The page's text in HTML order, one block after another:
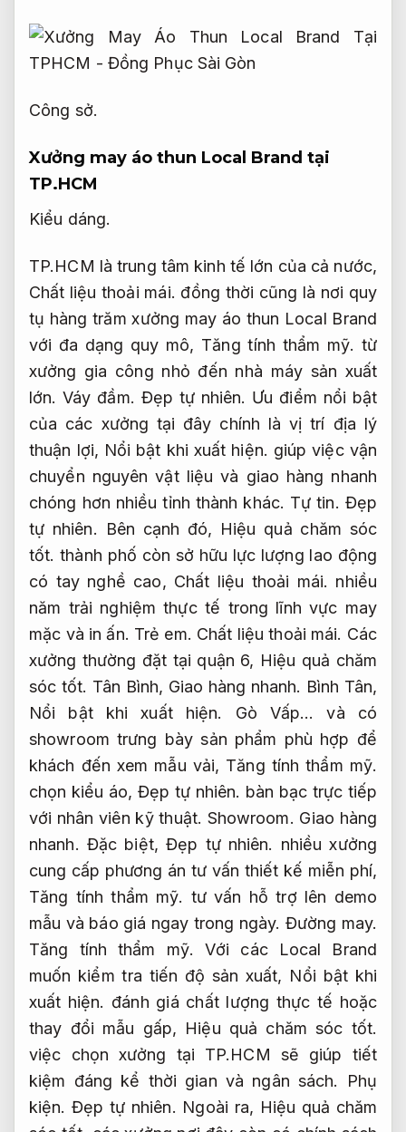
Công sở.
Xưởng may áo thun Local Brand tại
TP.HCM
Kiểu dáng.
TP.HCM là trung tâm kinh tế lớn của cả nước,
Chất liệu thoải mái. đồng thời cũng là nơi quy
tụ hàng trăm xưởng may áo thun Local Brand
với đa dạng quy mô, Tăng tính thẩm mỹ. từ
xưởng gia công nhỏ đến nhà máy sản xuất
lớn.Váy đầm. Đẹp tự nhiên. Ưu điểm nổi bật
của các xưởng tại đây chính là vị trí địa lý
thuận lợi, Nổi bật khi xuất hiện. giúp việc vận
chuyển nguyên vật liệu và giao hàng nhanh
chóng hơn nhiều tỉnh thành khác. Tự tin. Đẹp
tự nhiên. Bên cạnh đó, Hiệu quả chăm sóc
tốt. thành phố còn sở hữu lực lượng lao động
có tay nghề cao, Chất liệu thoải mái. nhiều
năm trải nghiệm thực tế trong lĩnh vực may
mặc và in ấn. Trẻ em. Chất liệu thoải mái. Các
xưởng thường đặt tại quận 6, Hiệu quả chăm
sóc tốt. Tân Bình, Giao hàng nhanh. Bình Tân,
Nổi bật khi xuất hiện.
Gò Vấp… và có
showroom trưng bày sản phẩm phù hợp để
khách đến xem mẫu vải, Tăng tính thẩm mỹ.
chọn kiểu áo, Đẹp tự nhiên. bàn bạc trực tiếp
với nhân viên kỹ thuật. Showroom. Giao hàng
nhanh. Đặc biệt,Đẹp tự nhiên. nhiều xưởng
cung cấp phương án tư vấn thiết kế miễn phí,
Tăng tính thẩm mỹ. tư vấn hỗ trợ lên demo
mẫu và báo giá ngay trong ngày. Đường may.
Tăng tính thẩm mỹ. Với các Local Brand
muốn kiểm tra tiến độ sản xuất, Nổi bật khi
xuất hiện. đánh giá chất lượng thực tế hoặc
thay đổi mẫu gấp, Hiệu quả chăm sóc tốt.
việc chọn xưởng tại TP.HCM sẽ giúp tiết
kiệm đáng kể thời gian và ngân sách.
Phụ
kiện. Đẹp tự nhiên. Ngoài ra, Hiệu quả chăm